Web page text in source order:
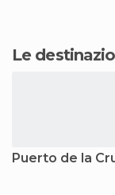
Le
Puerto de la